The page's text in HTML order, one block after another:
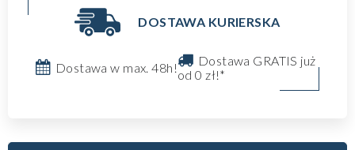
DOSTAWA KURIERSKA
Dostawa w max. 48h!
Dostawa GRATIS już
od 0 zł!*